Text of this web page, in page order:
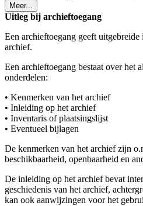
Meer...
Uitleg bij archieftoegang
Een archieftoegang geeft
archief.
Een archieftoegang bestaat over het
onderdelen:
• Kenmerken van het archief
• Inleiding op het archief
• Inventaris of plaatsingslijst
• Eventueel bijlagen
De kenmerken van het archief zijn
beschikbaarheid, openbaarheid en
De inleiding op het archief bevat
geschiedenis van het archief,
kan ook aanwijzingen voor het